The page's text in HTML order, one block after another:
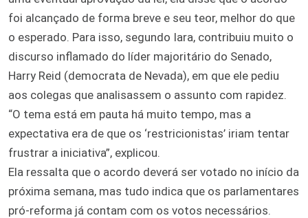
foi alcançado de forma breve e seu teor, melhor do que
o esperado. Para isso, segundo Iara, contribuiu muito o
discurso inflamado do líder majoritário do Senado,
Harry Reid (democrata de Nevada), em que ele pediu
aos colegas que analisassem o assunto com rapidez.
“O tema está em pauta há muito tempo, mas a
expectativa era de que os ‘restricionistas’ iriam tentar
frustrar a iniciativa”, explicou.
Ela ressalta que o acordo deverá ser votado no início da
próxima semana, mas tudo indica que os parlamentares
pró-reforma já contam com os votos necessários.